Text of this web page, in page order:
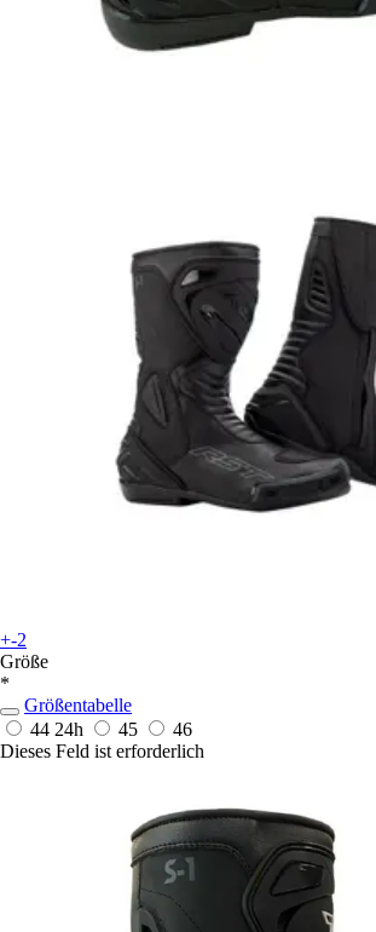
+-2
Größe
*
Größentabelle
44 24h 45
46
Dieses Feld ist erforderlich